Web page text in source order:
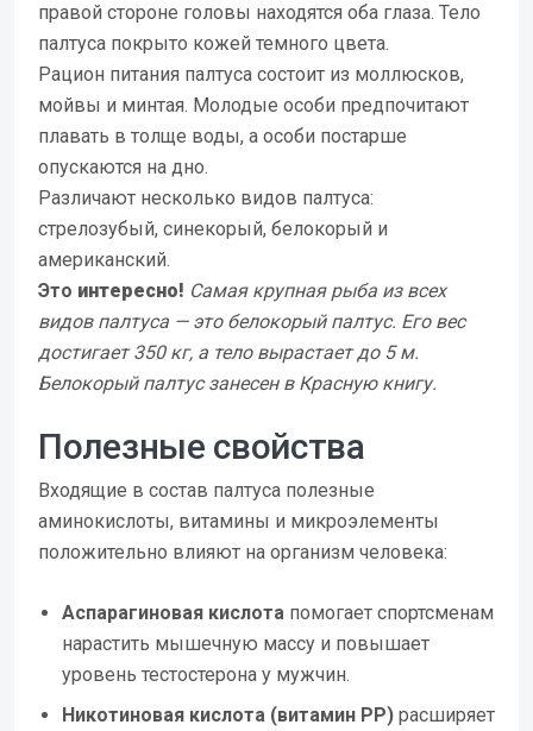
правой стороне головы находятся оба глаза. Тело
палтуса покрыто кожей темного цвета.
Рацион питания палтуса состоит из моллюсков,
мойвы и минтая. Молодые особи предпочитают
плавать в толще воды, а особи постарше
опускаются на дно.
Различают несколько видов палтуса:
стрелозубый, синекорый, белокорый и
американский.
Это интересно! Самая крупная рыба из всех
видов палтуса — это белокорый палтус. Его вес
достигает 350 кг, а тело вырастает до 5 м.
Белокорый палтус занесен в Красную книгу.
Полезные свойства
Входящие в состав палтуса полезные
аминокислоты, витамины и микроэлементы
положительно влияют на организм человека:
Аспарагиновая кислота помогает спортсменам
нарастить мышечную массу и повышает
уровень тестостерона у мужчин.
Никотиновая кислота (витамин РР) расширяет